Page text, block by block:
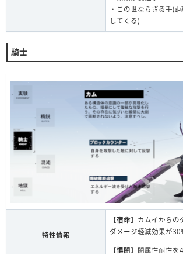
・この世ならざる手(
してくる)
騎士
特性情報
【宿命】カムイからの
ダメージ軽減効果が
【惧闇】闇属性耐性を